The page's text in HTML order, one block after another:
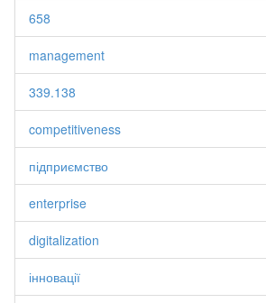
658
management
339.138
competitiveness
підприємство
enterprise
digitalization
інновації